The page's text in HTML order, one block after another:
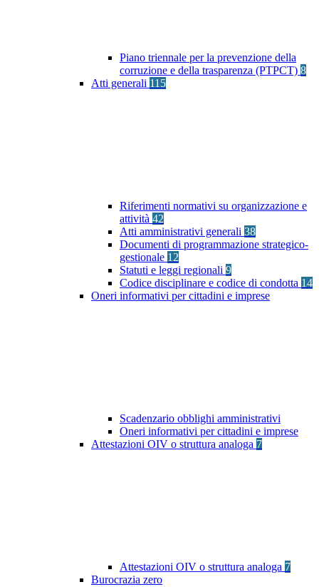
Piano triennale per la prevenzione della
corruzione e della trasparenza (PTPCT) 8
Atti generali 115
Riferimenti normativi su organizzazione e
attività 42
Atti amministrativi generali 38
Documenti di programmazione strategico-
gestionale 12
Statuti e leggi regionali 9
Codice disciplinare e codice di condotta 14
Oneri informativi per cittadini e imprese
Scadenzario obblighi amministrativi
Oneri informativi per cittadini e imprese
Attestazioni OIV o struttura analoga 7
Attestazioni OIV o struttura analoga 7
Burocrazia zero